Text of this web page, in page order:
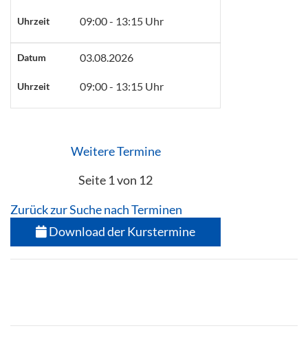
Uhrzeit 09:00 - 13:15 Uhr
Datum 03.08.2026
Uhrzeit 09:00 - 13:15 Uhr
Weitere Termine
Seite 1 von 12
Zurück zur Suche nach Terminen
Download der Kurstermine